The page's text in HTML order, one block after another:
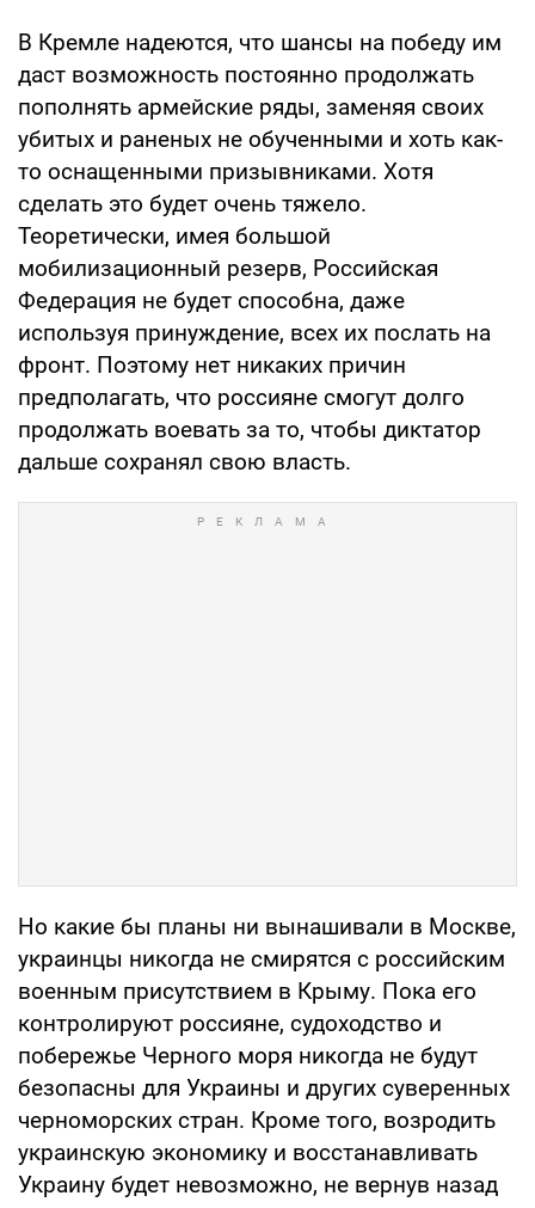
В Кремле надеются, что шансы на победу им
даст возможность постоянно продолжать
пополнять армейские ряды, заменяя своих
убитых и раненых не обученными и хоть как-
то оснащенными призывниками. Хотя
сделать это будет очень тяжело.
Теоретически, имея большой
мобилизационный резерв, Российская
Федерация не будет способна, даже
используя принуждение, всех их послать на
фронт. Поэтому нет никаких причин
предполагать, что россияне смогут долго
продолжать воевать за то, чтобы диктатор
дальше сохранял свою власть.
Но какие бы планы ни вынашивали в Москве,
украинцы никогда не смирятся с российским
военным присутствием в Крыму. Пока его
контролируют россияне, судоходство и
побережье Черного моря никогда не будут
безопасны для Украины и других суверенных
черноморских стран. Кроме того, возродить
украинскую экономику и восстанавливать
Украину будет невозможно, не вернув назад